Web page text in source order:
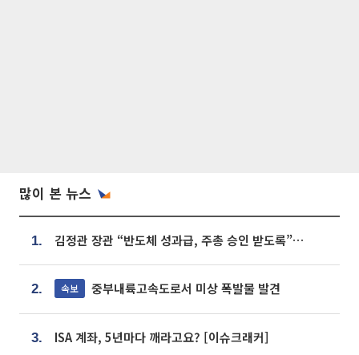
많이 본 뉴스
1. 김정관 장관 “반도체 성과급, 주총 승인 받도록”…상법·자본시장법 개정 시사
2. 속보 중부내륙고속도로서 미상 폭발물 발견
3. ISA 계좌, 5년마다 깨라고요? [이슈크래커]